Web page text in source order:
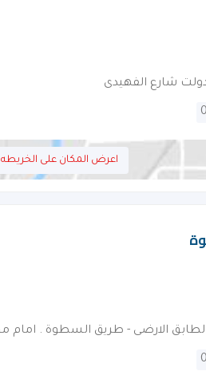
دولت شارع الفهيدى
اعرض المكان على الخريطه